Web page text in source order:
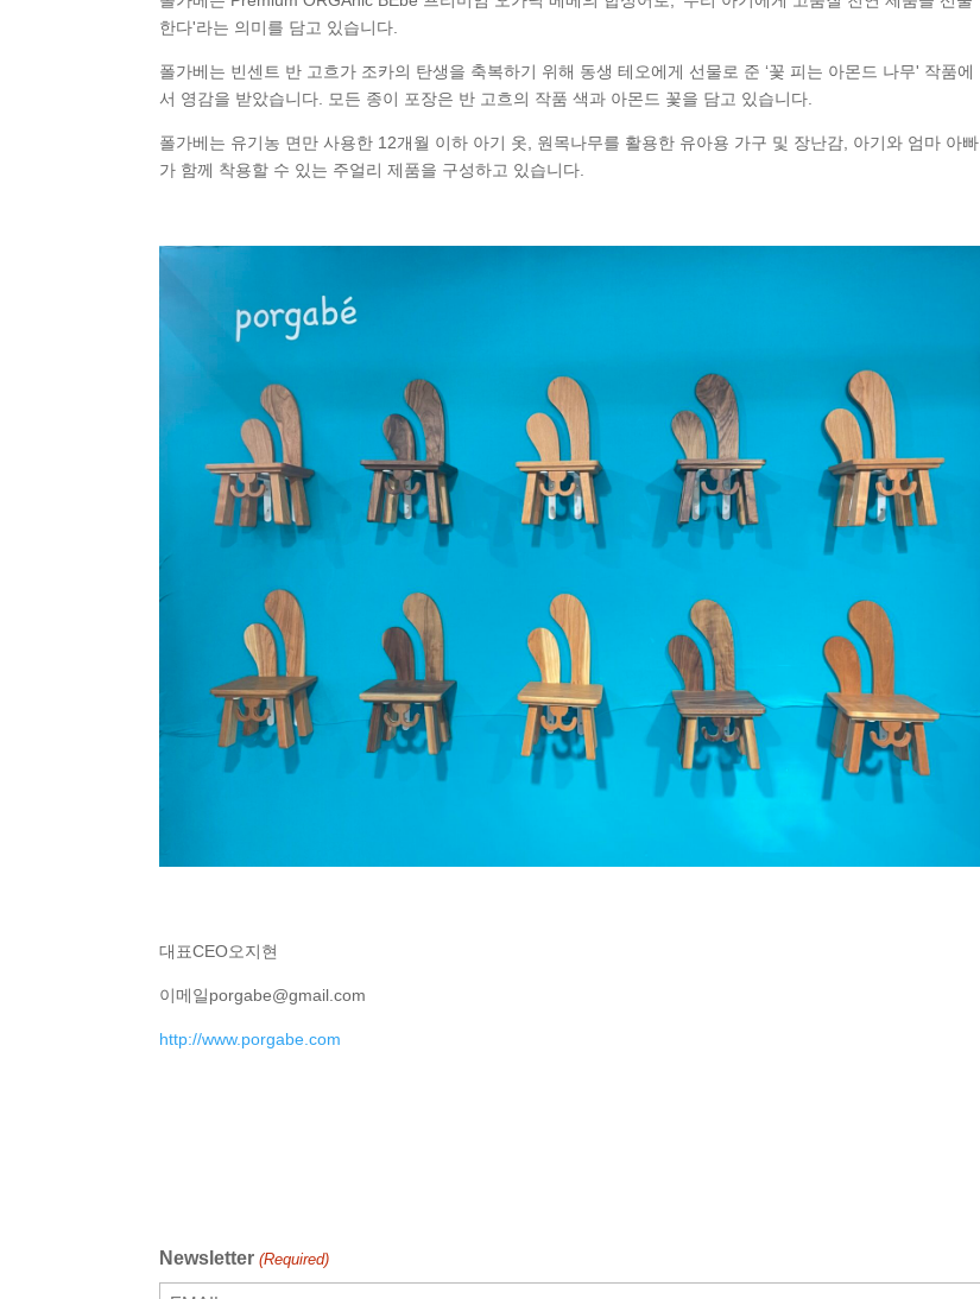
한다'라는 의미를 담고 있습니다.
폴가베는 빈센트 반 고흐가 조카의 탄생을 축복하기 위해 동생 테오에게 선물로 준 ‘꽃 피는 아몬드 나무' 작품에
서 영감을 받았습니다. 모든 종이 포장은 반 고흐의 작품 색과 아몬드 꽃을 담고 있습니다.
폴가베는 유기농 면만 사용한 12개월 이하 아기 옷, 원목나무를 활용한 유아용 가구 및 장난감, 아기와 엄마 아빠
가 함께 착용할 수 있는 주얼리 제품을 구성하고 있습니다.
대표CEO오지현
이메일porgabe@gmail.com
http://www.porgabe.com
Newsletter (Required)